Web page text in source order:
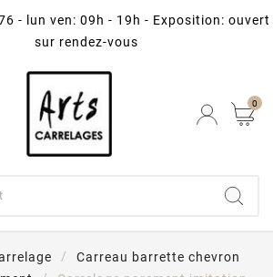
-
lun ven: 09h - 19h - Exposition: ouvert
sur rendez-vous
0
Carreau barrette chevron